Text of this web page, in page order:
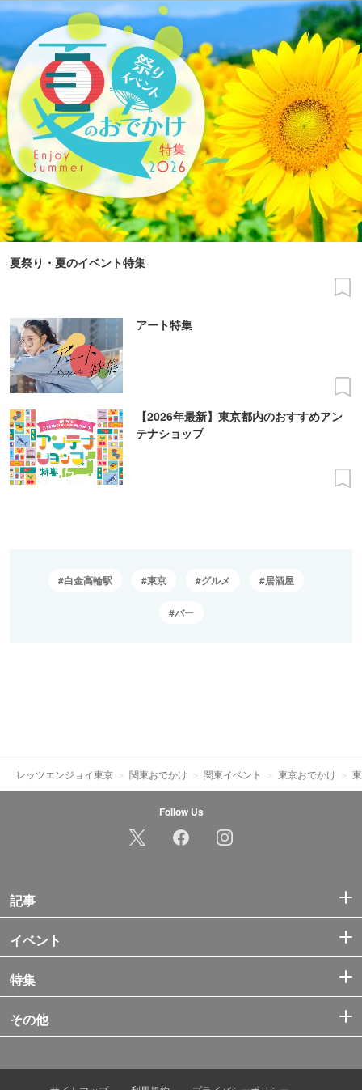
夏祭り・夏のイベント特集
アート特集
【2026年最新】東京都内のおすすめアン
テナショップ
白金高輪駅 東京 グルメ 居酒屋
バー
レッツエンジョイ東京 関東おでかけ 関東イベント 東京おでかけ
Follow Us
記事
イベント
特集
その他